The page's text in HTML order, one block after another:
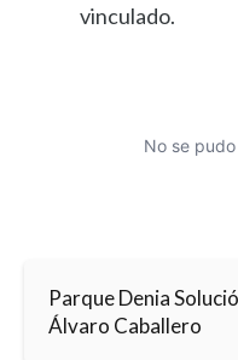
vinculado.
No se
Parque Denia
Álvaro Caballero